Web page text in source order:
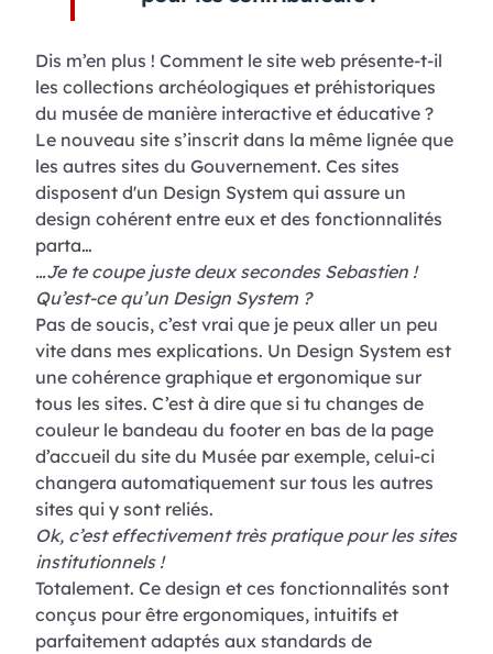
Dis m’en plus ! Comment le site web présente-t-il
les collections archéologiques et préhistoriques
du musée de manière interactive et éducative ?
Le nouveau site s’inscrit dans la même lignée que
les autres sites du Gouvernement. Ces sites
disposent d'un Design System qui assure un
design cohérent entre eux et des fonctionnalités
parta…
…Je te coupe juste deux secondes Sebastien !
Qu’est-ce qu’un Design System ?
Pas de soucis, c’est vrai que je peux aller un peu
vite dans mes explications. Un Design System est
une cohérence graphique et ergonomique sur
tous les sites. C’est à dire que si tu changes de
couleur le bandeau du footer en bas de la page
d’accueil du site du Musée par exemple, celui-ci
changera automatiquement sur tous les autres
sites qui y sont reliés.
Ok, c’est effectivement très pratique pour les sites
institutionnels !
Totalement. Ce design et ces fonctionnalités sont
conçus pour être ergonomiques, intuitifs et
parfaitement adaptés aux standards de